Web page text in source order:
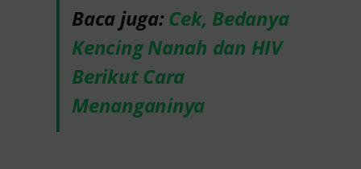
Baca juga:Cek, Bedanya
Kencing Nanah dan HIV
Berikut Cara
Menanganinya